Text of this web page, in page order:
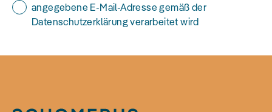
angegebene E-Mail-Adresse gemäß der
Datenschutzerklärung verarbeitet wird